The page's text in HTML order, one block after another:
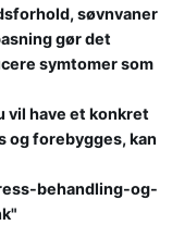
søvnvaner
gør det
symtomer som
have et konkret
og forebygges, kan
behandling-og-